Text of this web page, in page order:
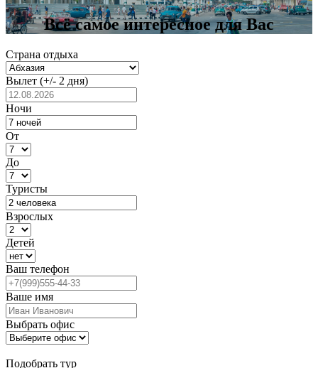
Всё самое интересное для Вас
Страна отдыха
Вылет (+/- 2 дня)
Ночи
От
До
Туристы
Взрослых
Детей
Ваш телефон
Ваше имя
Выбрать офис
Подобрать тур